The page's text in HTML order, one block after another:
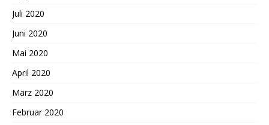
Juli 2020
Juni 2020
Mai 2020
April 2020
März 2020
Februar 2020